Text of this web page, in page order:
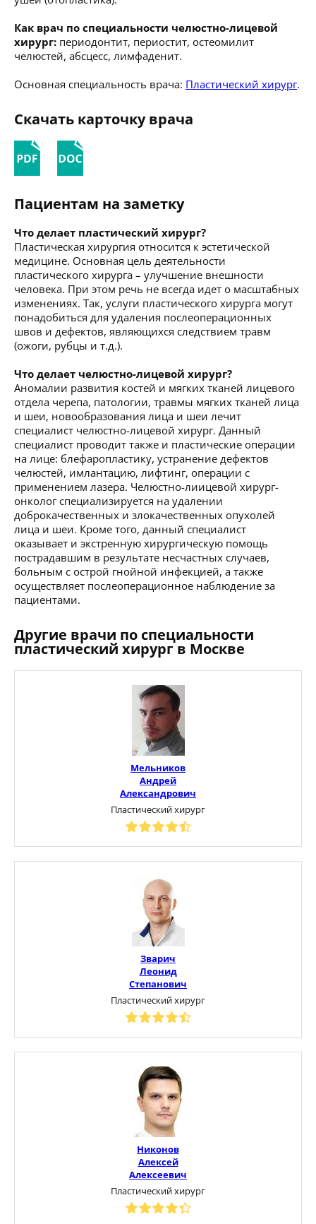
Как врач по специальности челюстно-лицевой
хирург: периодонтит, периостит, остеомилит
челюстей, абсцесс, лимфаденит.
Основная специальность врача: Пластический хирург.
Скачать карточку врача
Пациентам на заметку
Что делает пластический хирург?
Пластическая хирургия относится к эстетической
медицине. Основная цель деятельности
пластического хирурга – улучшение внешности
человека. При этом речь не всегда идет о масштабных
изменениях. Так, услуги пластического хирурга могут
понадобиться для удаления послеоперационных
швов и дефектов, являющихся следствием травм
(ожоги, рубцы и т.д.).
Что делает челюстно-лицевой хирург?
Аномалии развития костей и мягких тканей лицевого
отдела черепа, патологии, травмы мягких тканей лица
и шеи, новообразования лица и шеи лечит
специалист челюстно-лицевой хирург. Данный
специалист проводит также и пластические операции
на лице: блефаропластику, устранение дефектов
челюстей, имлантацию, лифтинг, операции с
применением лазера. Челюстно-лиицевой хирург-
онколог специализируется на удалении
доброкачественных и злокачественных опухолей
лица и шеи. Кроме того, данный специалист
оказывает и экстренную хирургическую помощь
пострадавшим в результате несчастных случаев,
больным с острой гнойной инфекцией, а также
осуществляет послеоперационное наблюдение за
пациентами.
Другие врачи по специальности
пластический хирург в Москве
Мельников
Андрей
Александрович
Пластический хирург
Зварич
Леонид
Степанович
Пластический хирург
Никонов
Алексей
Алексеевич
Пластический хирург